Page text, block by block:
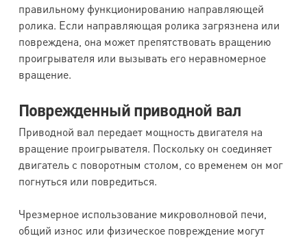
правильному функционированию направляющей
ролика. Если направляющая ролика загрязнена или
повреждена, она может препятствовать вращению
проигрывателя или вызывать его неравномерное
вращение.
Поврежденный приводной вал
Приводной вал передает мощность двигателя на
вращение проигрывателя. Поскольку он соединяет
двигатель с поворотным столом, со временем он мог
погнуться или повредиться.
Чрезмерное использование микроволновой печи,
общий износ или физическое повреждение могут